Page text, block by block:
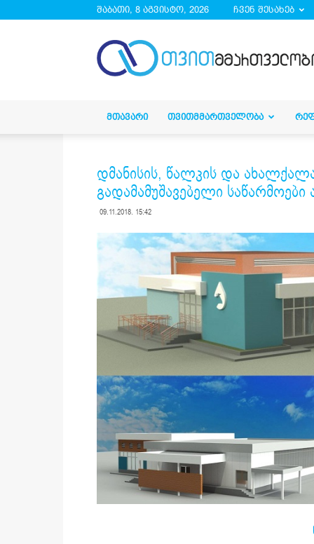
შაბათი, 8 აგვისტო, 2026 ჩვენ შესახებ
ᲛᲗᲐᲕᲐᲠᲘ ᲗᲕᲘᲗᲛᲛᲐᲠᲗᲕᲔᲚᲝᲑᲐ
დმანისის, წალკის და
გადამამუშავებელი საწარმოები
09.11.2018. 15:42